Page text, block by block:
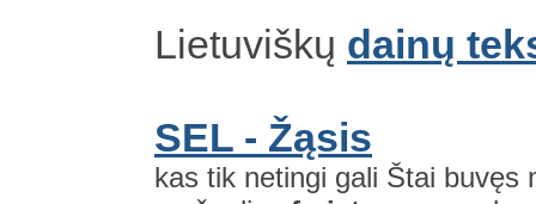
Lietuviškų dainų
SEL - Žąsis
kas tik netingi gali Štai buvęs